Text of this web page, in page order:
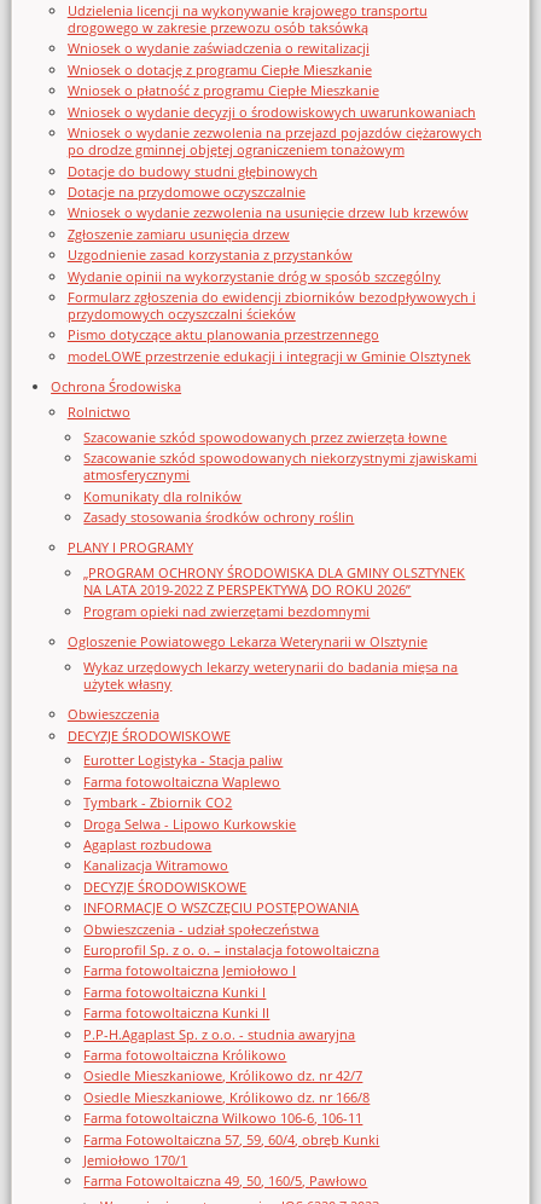
Udzielenia licencji na wykonywanie krajowego transportu
drogowego w zakresie przewozu osób taksówką
Wniosek o wydanie zaświadczenia o rewitalizacji
Wniosek o dotację z programu Ciepłe Mieszkanie
Wniosek o płatność z programu Ciepłe Mieszkanie
Wniosek o wydanie decyzji o środowiskowych uwarunkowaniach
Wniosek o wydanie zezwolenia na przejazd pojazdów ciężarowych
po drodze gminnej objętej ograniczeniem tonażowym
Dotacje do budowy studni głębinowych
Dotacje na przydomowe oczyszczalnie
Wniosek o wydanie zezwolenia na usunięcie drzew lub krzewów
Zgłoszenie zamiaru usunięcia drzew
Uzgodnienie zasad korzystania z przystanków
Wydanie opinii na wykorzystanie dróg w sposób szczególny
Formularz zgłoszenia do ewidencji zbiorników bezodpływowych i
przydomowych oczyszczalni ścieków
Pismo dotyczące aktu planowania przestrzennego
modeLOWE przestrzenie edukacji i integracji w Gminie Olsztynek
Ochrona Środowiska
Rolnictwo
Szacowanie szkód spowodowanych przez zwierzęta łowne
Szacowanie szkód spowodowanych niekorzystnymi zjawiskami
atmosferycznymi
Komunikaty dla rolników
Zasady stosowania środków ochrony roślin
PLANY I PROGRAMY
„PROGRAM OCHRONY ŚRODOWISKA DLA GMINY OLSZTYNEK
NA LATA 2019-2022 Z PERSPEKTYWĄ DO ROKU 2026”
Program opieki nad zwierzętami bezdomnymi
Ogloszenie Powiatowego Lekarza Weterynarii w Olsztynie
Wykaz urzędowych lekarzy weterynarii do badania mięsa na
użytek własny
Obwieszczenia
DECYZJE ŚRODOWISKOWE
Eurotter Logistyka - Stacja paliw
Farma fotowoltaiczna Waplewo
Tymbark - Zbiornik CO2
Droga Selwa - Lipowo Kurkowskie
Agaplast rozbudowa
Kanalizacja Witramowo
DECYZJE ŚRODOWISKOWE
INFORMACJE O WSZCZĘCIU POSTĘPOWANIA
Obwieszczenia - udział społeczeństwa
Europrofil Sp. z o. o. – instalacja fotowoltaiczna
Farma fotowoltaiczna Jemiołowo I
Farma fotowoltaiczna Kunki I
Farma fotowoltaiczna Kunki II
P.P-H.Agaplast Sp. z o.o. - studnia awaryjna
Farma fotowoltaiczna Królikowo
Osiedle Mieszkaniowe, Królikowo dz. nr 42/7
Osiedle Mieszkaniowe, Królikowo dz. nr 166/8
Farma fotowoltaiczna Wilkowo 106-6, 106-11
Farma Fotowoltaiczna 57, 59, 60/4, obręb Kunki
Jemiołowo 170/1
Farma Fotowoltaiczna 49, 50, 160/5, Pawłowo